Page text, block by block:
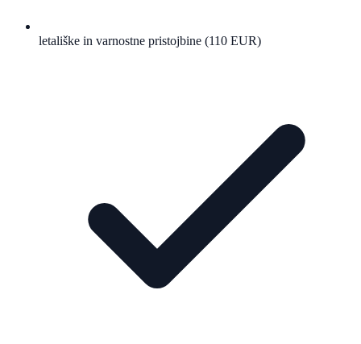
letališke in varnostne pristojbine (110 EUR)